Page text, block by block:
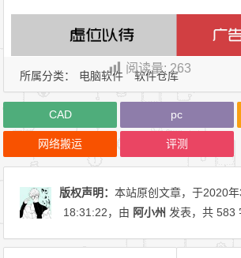
所属分类： 电脑软件 软件仓库
阅读量: 263
CAD pc
网络搬运 评测
版权声明：本站原创文章，于2020年
18:31:22，由 阿小州 发表，共 583